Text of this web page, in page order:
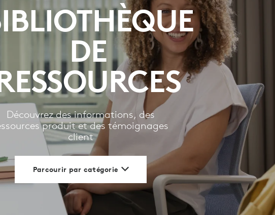
DE
Découvrez des informations, des
produit et des témoignages
client
Parcourir par catégorie